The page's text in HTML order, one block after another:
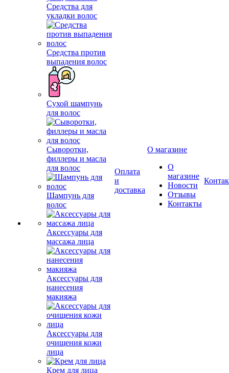
Средства для
укладки волос
Средства против
выпадения волос
Сухой шампунь
для волос
Сыворотки,
филлеры и масла
для волос
Шампунь для
волос
Аксессуары для
массажа лица
Аксессуары для
нанесения
макияжа
Аксессуары для
очищения кожи
лица
Крем для лица
Оплата
и
доставка
О магазине
О
магазине
Новости
Отзывы
Контакты